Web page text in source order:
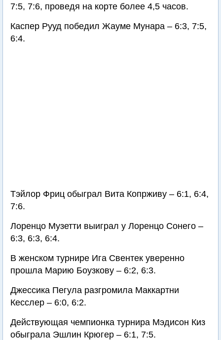
7:5, 7:6, проведя на корте более 4,5 часов.
Каспер Рууд победил Жауме Мунара – 6:3, 7:5,
6:4.
Тэйлор Фриц обыграл Вита Копрживу – 6:1, 6:4,
7:6.
Лоренцо Музетти выиграл у Лоренцо Сонего –
6:3, 6:3, 6:4.
В женском турнире Ига Свентек уверенно
прошла Марию Боузкову – 6:2, 6:3.
Джессика Пегула разгромила Маккартни
Кесслер – 6:0, 6:2.
Действующая чемпионка турнира Мэдисон Киз
обыграла Эшлин Крюгер – 6:1, 7:5.